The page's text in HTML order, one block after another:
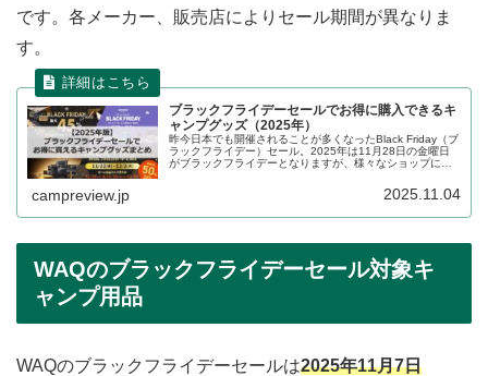
です。各メーカー、販売店によりセール期間が異なりま
す。
ブラックフライデーセールでお得に購入できるキ
ャンプグッズ（2025年）
昨今日本でも開催されることが多くなったBlack Friday（ブ
ラックフライデー）セール。2025年は11月28日の金曜日
がブラックフライデーとなりますが、様々なショップにお
セールでお得に購入できるキャンプグッズをまとめます。
campreview.jp 2025.11.04
WAQのブラックフライデーセール対象キ
ャンプ用品
WAQのブラックフライデーセールは2025年11月7日